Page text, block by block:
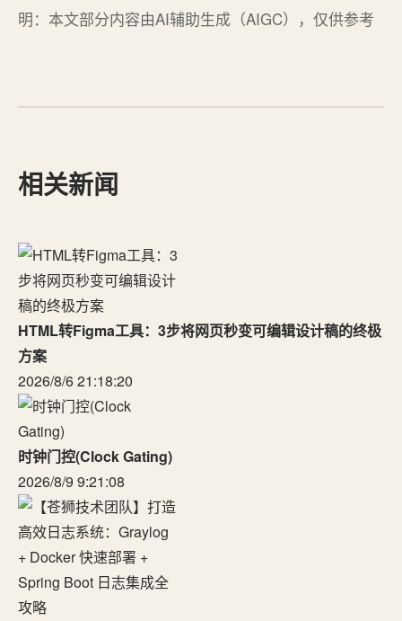
明：本文部分内容由AI辅助生成（AIGC），仅供参考
相关新闻
HTML转Figma工具：3步将网页秒变可编辑设计稿的终极
方案
2026/8/6 21:18:20
时钟门控(Clock Gating)
2026/8/9 9:21:08